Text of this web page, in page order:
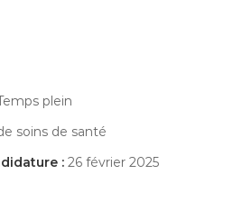
plein
soins de santé
: 26 février 2025